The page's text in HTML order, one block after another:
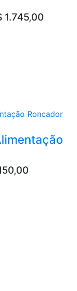
1.745,00